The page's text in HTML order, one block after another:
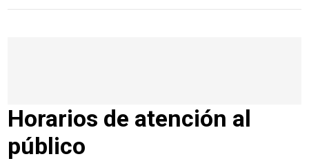
Horarios de atención al
público